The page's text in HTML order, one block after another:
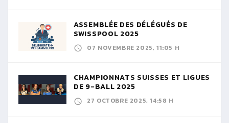
ASSEMBLÉE DES DÉLÉGUÉS DE
SWISSPOOL 2025
07 NOVEMBRE 2025, 11:05 H
CHAMPIONNATS SUISSES ET LIGUES
DE 9-BALL 2025
27 OCTOBRE 2025, 14:58 H